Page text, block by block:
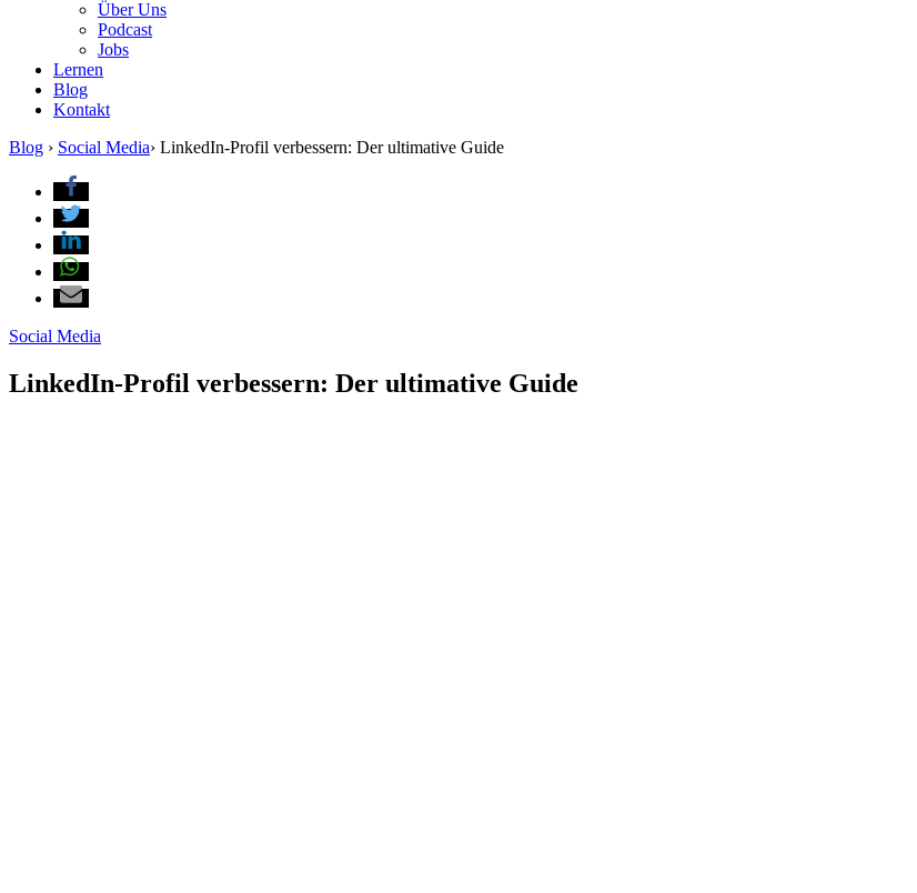
Über Uns
Podcast
Jobs
Lernen
Blog
Kontakt
Blog › Social Media› LinkedIn-Profil verbessern: Der ultimative Guide
Social Media
LinkedIn-Profil verbessern: Der ultimative Guide